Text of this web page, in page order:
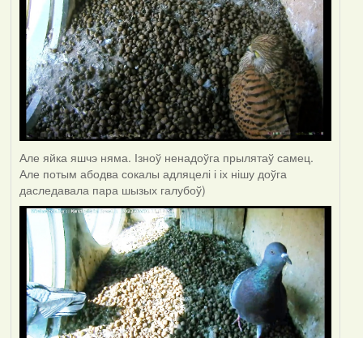
Але яйка яшчэ няма. Ізноў ненадоўга прылятаў самец.
Але потым абодва сокалы адляцелі і іх нішу доўга
даследавала пара шызых галубоў)